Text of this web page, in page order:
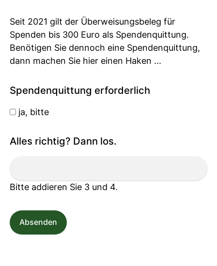
Seit 2021 gilt der Überweisungsbeleg für
Spenden bis 300 Euro als Spendenquittung.
Benötigen Sie dennoch eine Spendenquittung,
dann machen Sie hier einen Haken ...
Spendenquittung erforderlich
ja, bitte
Alles richtig? Dann los.
Bitte addieren Sie 3 und 4.
Absenden